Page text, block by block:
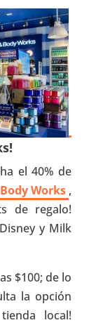
el 40% de
Works ,
de regalo!
y Milk
$100; de lo
la opción
local!